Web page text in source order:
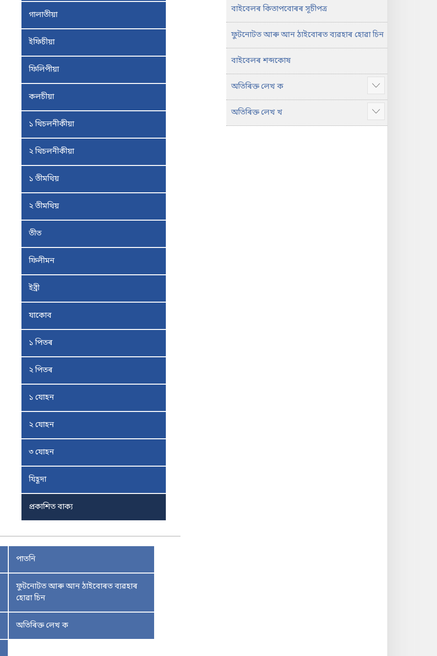
গালাতীয়া
ইফিচীয়া
ফিলিপীয়া
কলচীয়া
১ থিচলনীকীয়া
২ থিচলনীকীয়া
১ তীমথিয়
২ তীমথিয়
তীত
ফিলীমন
ইব্ৰী
যাকোব
১ পিতৰ
২ পিতৰ
১ যোহন
২ যোহন
৩ যোহন
যিহূদা
প্ৰকাশিত বাক্য
পাতনি
ফুটনোটত আৰু আন ঠাইবোৰত ব্যৱহাৰ
হোৱা চিন
অতিৰিক্ত লেখ ক
বাইবেলৰ কিতাপবোৰৰ সূচীপত্ৰ
ফুটনোটত আৰু আন ঠাইবোৰত ব্যৱহাৰ হোৱা চিন
বাইবেলৰ শব্দকোষ
অতিৰিক্ত লেখ ক
Show
more
অতিৰিক্ত লেখ খ
Show
more